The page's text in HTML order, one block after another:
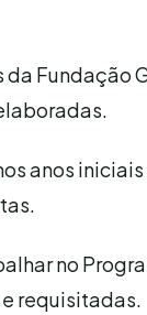
Fundação
anos
no
requisitadas.